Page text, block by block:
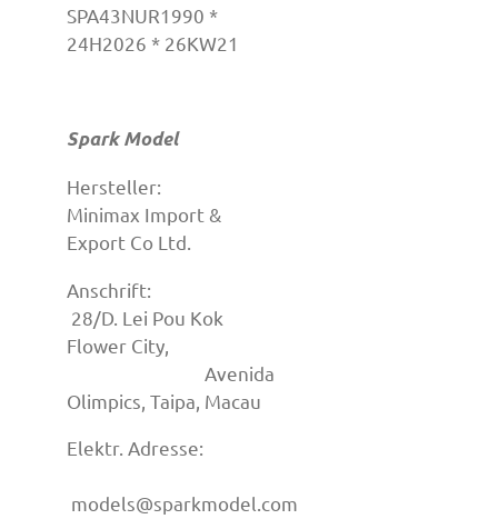
SPA43NUR1990 *
24H2026 * 26KW21
Spark Model
Hersteller:
Minimax Import &
Export Co Ltd.
Anschrift:
28/D. Lei Pou Kok
Flower City,
Avenida
Olimpics, Taipa, Macau
Elektr. Adresse:
models@sparkmodel.com